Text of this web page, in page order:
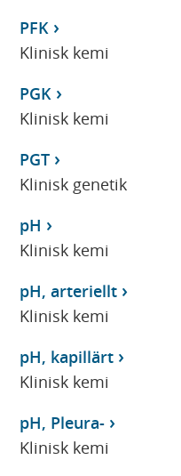
PFK
Klinisk kemi
PGK
Klinisk kemi
PGT
Klinisk genetik
pH
Klinisk kemi
pH, arteriellt
Klinisk kemi
pH, kapillärt
Klinisk kemi
pH, Pleura-
Klinisk kemi